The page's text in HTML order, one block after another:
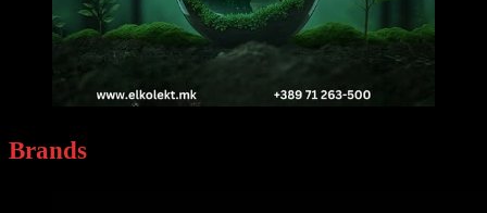
Brands